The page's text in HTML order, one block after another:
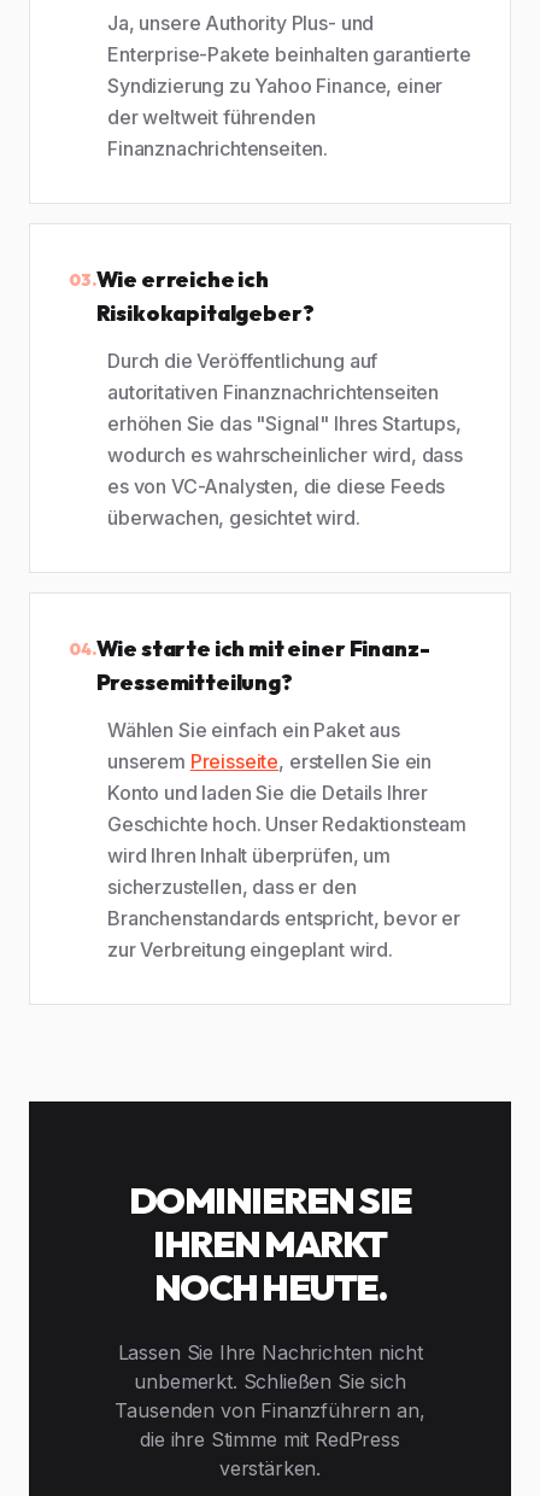
Ja, unsere Authority Plus- und
Enterprise-Pakete beinhalten garantierte
Syndizierung zu Yahoo Finance, einer
der weltweit führenden
Finanznachrichtenseiten.
03.Wie erreiche ich
Risikokapitalgeber?
Durch die Veröffentlichung auf
autoritativen Finanznachrichtenseiten
erhöhen Sie das "Signal" Ihres Startups,
wodurch es wahrscheinlicher wird, dass
es von VC-Analysten, die diese Feeds
überwachen, gesichtet wird.
04.Wie starte ich mit einer Finanz-
Pressemitteilung?
Wählen Sie einfach ein Paket aus
unserem Preisseite, erstellen Sie ein
Konto und laden Sie die Details Ihrer
Geschichte hoch. Unser Redaktionsteam
wird Ihren Inhalt überprüfen, um
sicherzustellen, dass er den
Branchenstandards entspricht, bevor er
zur Verbreitung eingeplant wird.
DOMINIEREN SIE
IHREN MARKT
NOCH HEUTE.
Lassen Sie Ihre Nachrichten nicht
unbemerkt. Schließen Sie sich
Tausenden von Finanzführern an,
die ihre Stimme mit RedPress
verstärken.